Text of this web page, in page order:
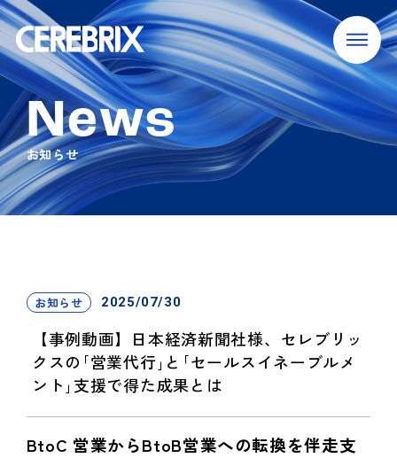
News
お知らせ
お知らせ 2025/07/30
【事例動画】日本経済新聞社様、セレブリッ
クスの｢営業代行｣と｢セールスイネーブルメ
ント｣支援で得た成果とは
BtoC 営業からBtoB営業への転換を伴走支